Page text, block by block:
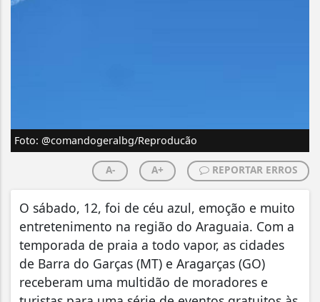
Foto: @comandogeralbg/Reproducão
A- A+ REPORTAR ERROS
O sábado, 12, foi de céu azul, emoção e muito
entretenimento na região do Araguaia. Com a
temporada de praia a todo vapor, as cidades
de Barra do Garças (MT) e Aragarças (GO)
receberam uma multidão de moradores e